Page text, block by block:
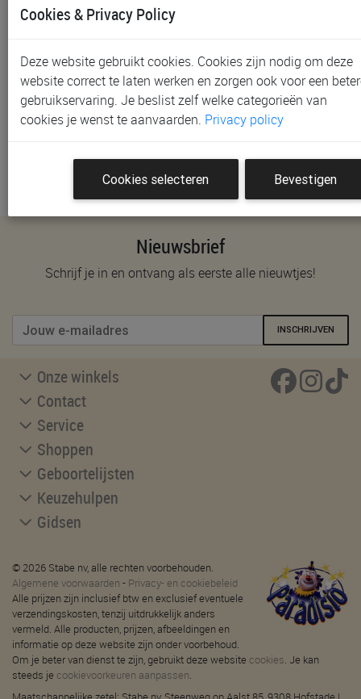
Anita Maternity CACHE COEUR
Nieuwsbrief
Schrijf je in en ontvang als eerste alle nieuwtjes!
INSCHRIJVEN
Onze winkels
Contact
Service
Shoppen
Geboortelijsten
Keuzehulpen
Gidsen
© 2026 Stabe nv, alle rechten voorbehouden.
Algemene voorwaarden - Privacy- en cookiebeleid
Alle prijzen zijn inclusief btw en exclusief eventuele
verzendingskosten, tenzij uitdrukkelijk anders
vermeld. Alle producten, prijzen, afbeeldingen en
informatie op deze website zijn onder voorbehoud.
Om je beter van dienst te zijn, gebruikt deze website cookies. Je kan
steeds je cookievoorkeuren aanpassen.
Cookies & Privacy Policy
Deze website gebruikt cookies. Cookies zijn nodig om deze
website correct te laten werken en zorgen ook voor een
gebruikservaring. Je beslist zelf welke categorieën van
cookies je wenst te aanvaarden. Privacy policy
Cookies selecteren Bevestigen